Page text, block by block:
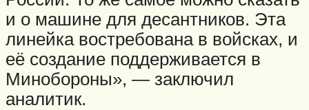
и о машине для десантников. Эта
линейка востребована в войсках, и
её создание поддерживается в
Минобороны», — заключил
аналитик.